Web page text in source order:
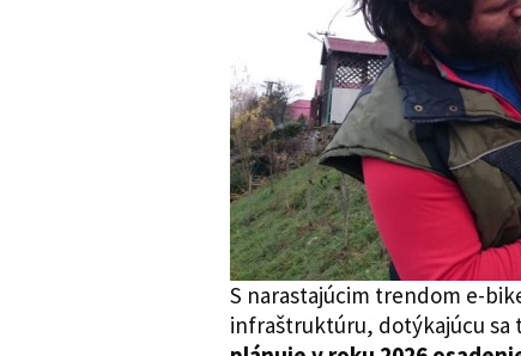
S narastajúcim trendom e-
infraštruktúru, dotýkajúcu sa